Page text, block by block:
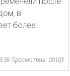
в
более
Просмотров: 20103